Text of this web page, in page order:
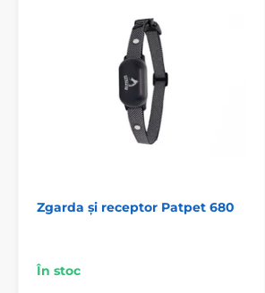
Receptoare pentru coliere Petrainer
Zgarda și receptor Patpet 680
În stoc